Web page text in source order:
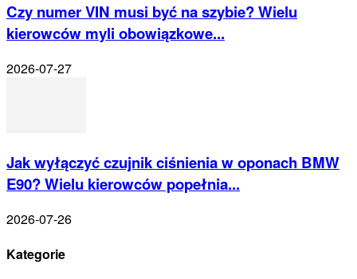
Czy numer VIN musi być na szybie? Wielu
kierowców myli obowiązkowe...
2026-07-27
Jak wyłączyć czujnik ciśnienia w oponach BMW
E90? Wielu kierowców popełnia...
2026-07-26
Kategorie